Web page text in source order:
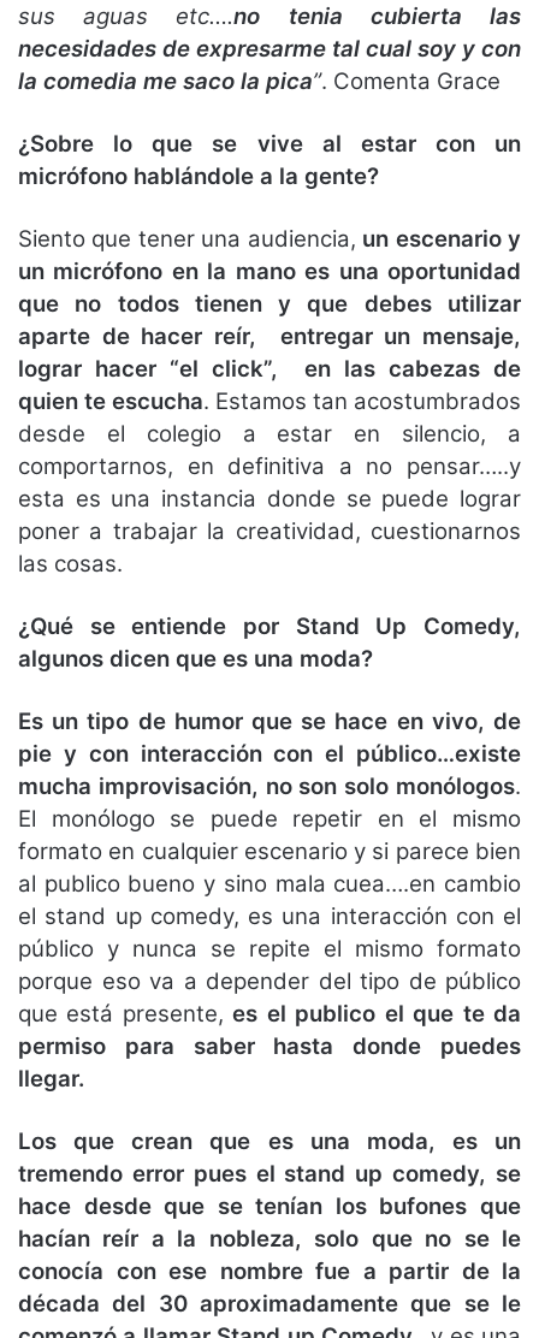
sus aguas etc….no tenia cubierta las
necesidades de expresarme tal cual soy y con
la comedia me saco la pica”. Comenta Grace
¿Sobre lo que se vive al estar con un
micrófono hablándole a la gente?
Siento que tener una audiencia, un escenario y
un micrófono en la mano es una oportunidad
que no todos tienen y que debes utilizar
aparte de hacer reír, entregar un mensaje,
lograr hacer “el click”, en las cabezas de
quien te escucha. Estamos tan acostumbrados
desde el colegio a estar en silencio, a
comportarnos, en definitiva a no pensar…..y
esta es una instancia donde se puede lograr
poner a trabajar la creatividad, cuestionarnos
las cosas.
¿Qué se entiende por Stand Up Comedy,
algunos dicen que es una moda?
Es un tipo de humor que se hace en vivo, de
pie y con interacción con el público…existe
mucha improvisación, no son solo monólogos.
El monólogo se puede repetir en el mismo
formato en cualquier escenario y si parece bien
al publico bueno y sino mala cuea….en cambio
el stand up comedy, es una interacción con el
público y nunca se repite el mismo formato
porque eso va a depender del tipo de público
que está presente,es el publico el que te da
permiso para saber hasta donde puedes
llegar.
Los que crean que es una moda, es un
tremendo error pues el stand up comedy, se
hace desde que se tenían los bufones que
hacían reír a la nobleza, solo que no se le
conocía con ese nombre fue a partir de la
década del 30 aproximadamente que se le